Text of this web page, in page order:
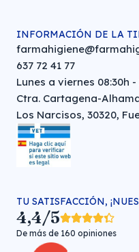
INFORMACIÓN DE LA
637 72 41 77
Lunes a viernes 08:30h -
Ctra. Cartagena-
Los Narcisos, 30320,
TU SATISFACCIÓN,
4,4/5
De más de 160 opiniones